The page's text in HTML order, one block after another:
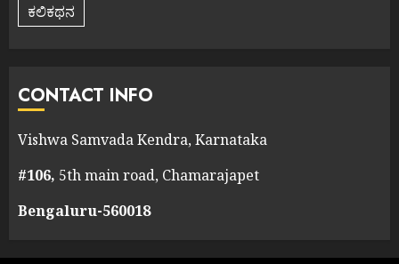
ಕಲಿಕಥನ
CONTACT INFO
Vishwa Samvada Kendra, Karnataka
#106, 5th main road, Chamarajapet
Bengaluru-560018